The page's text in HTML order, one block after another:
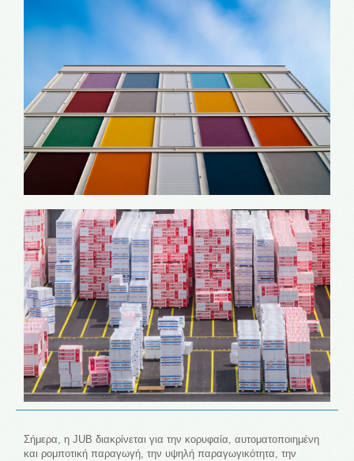
Σήμερα, η JUB διακρίνεται για την κορυφαία, αυτοματοποιημένη
και ρομποτική παραγωγή, την υψηλή παραγωγικότητα, την